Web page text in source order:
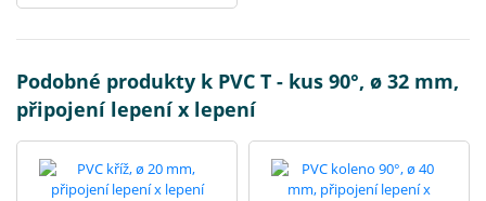
Podobné produkty k PVC T - kus 90°, ø 32 mm,
připojení lepení x lepení